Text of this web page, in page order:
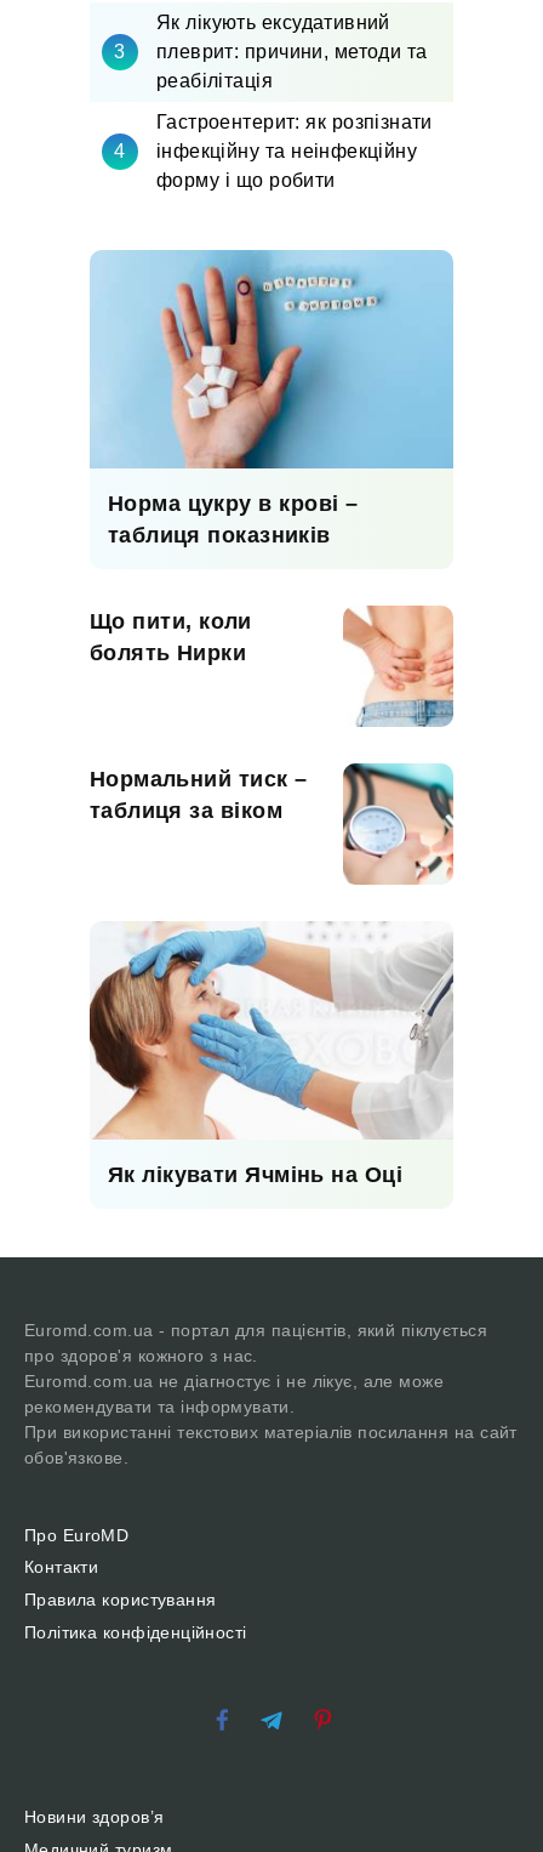
Як лікують ексудативний
плеврит: причини, методи та
реабілітація
Гастроентерит: як розпізнати
інфекційну та неінфекційну
форму і що робити
Норма цукру в крові –
таблиця показників
Що пити, коли
болять Нирки
Нормальний тиск –
таблиця за віком
Як лікувати Ячмінь на Оці
Euromd.com.ua - портал для пацієнтів, який піклується
про здоров'я кожного з нас.
Euromd.com.ua не діагностує і не лікує, але може
рекомендувати та інформувати.
При використанні текстових матеріалів посилання на сайт
обов'язкове.
Про EuroMD
Контакти
Правила користування
Політика конфіденційності
Новини здоров’я